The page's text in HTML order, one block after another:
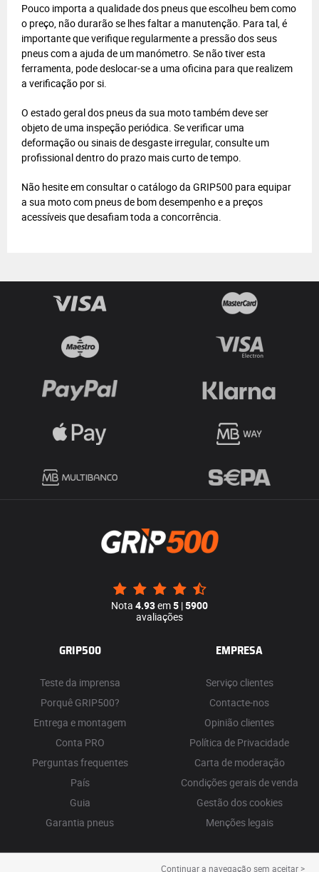
Pouco importa a qualidade dos pneus que escolheu bem como
o preço, não durarão se lhes faltar a manutenção. Para tal, é
importante que verifique regularmente a pressão dos seus
pneus com a ajuda de um manómetro. Se não tiver esta
ferramenta, pode deslocar-se a uma oficina para que realizem
a verificação por si.
O estado geral dos pneus da sua moto também deve ser
objeto de uma inspeção periódica. Se verificar uma
deformação ou sinais de desgaste irregular, consulte um
profissional dentro do prazo mais curto de tempo.
Não hesite em consultar o catálogo da GRIP500 para equipar
a sua moto com pneus de bom desempenho e a preços
acessíveis que desafiam toda a concorrência.
Nota 4.93em5 |5900
avaliações
GRIP500
Teste da imprensa
Porquê GRIP500?
Entrega e montagem
Conta PRO
Perguntas frequentes
País
Guia
Garantia pneus
EMPRESA
Serviço clientes
Contacte-nos
Opinião clientes
Política de Privacidade
Carta de moderação
Condições gerais de venda
Gestão dos cookies
Menções legais
Continuar a navegação sem aceitar >